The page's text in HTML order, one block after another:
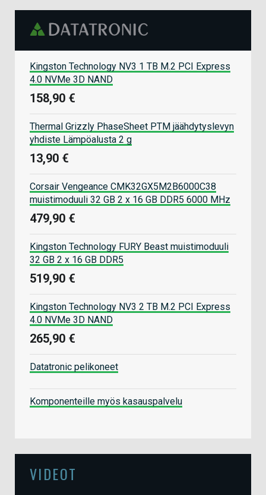
Kingston Technology NV3 1 TB M.2 PCI Express
4.0 NVMe 3D NAND
158,90 €
Thermal Grizzly PhaseSheet PTM jäähdytyslevyn
yhdiste Lämpöalusta 2 g
13,90 €
Corsair Vengeance CMK32GX5M2B6000C38
muistimoduuli 32 GB 2 x 16 GB DDR5 6000 MHz
479,90 €
Kingston Technology FURY Beast muistimoduuli
32 GB 2 x 16 GB DDR5
519,90 €
Kingston Technology NV3 2 TB M.2 PCI Express
4.0 NVMe 3D NAND
265,90 €
Datatronic pelikoneet
Komponenteille myös kasauspalvelu
VIDEOT